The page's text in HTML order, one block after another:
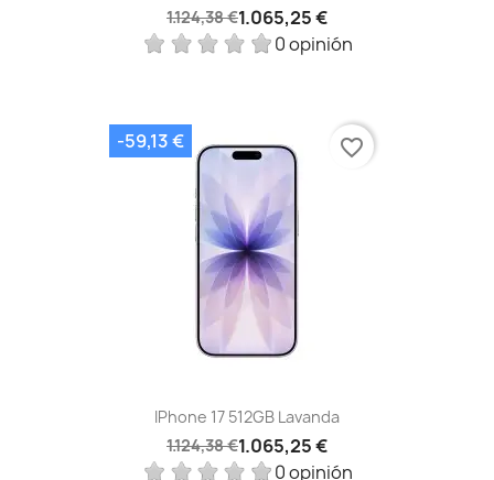
1.124,38 €1.065,25 €
0 opinión
IPhone 17 512GB Lavanda
1.124,38 €1.065,25 €
0 opinión
-59,13 € favorite_border